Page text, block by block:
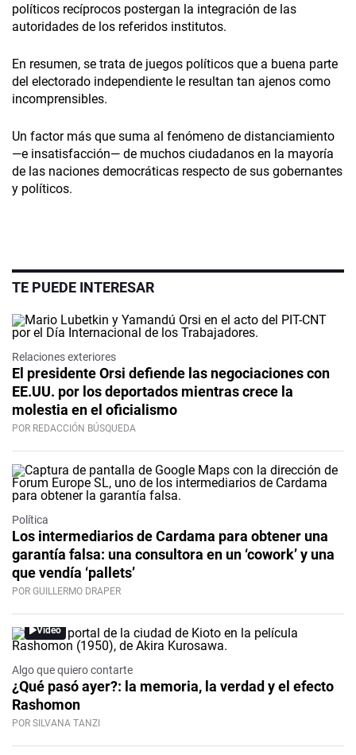
políticos recíprocos postergan la integración de las
autoridades de los referidos institutos.
En resumen, se trata de juegos políticos que a buena parte
del electorado independiente le resultan tan ajenos como
incomprensibles.
Un factor más que suma al fenómeno de distanciamiento
—e insatisfacción— de muchos ciudadanos en la mayoría
de las naciones democráticas respecto de sus gobernantes
y políticos.
TE PUEDE INTERESAR
Relaciones exteriores
El presidente Orsi defiende las negociaciones con
EE.UU. por los deportados mientras crece la
molestia en el oficialismo
POR REDACCIÓN BÚSQUEDA
Política
Los intermediarios de Cardama para obtener una
garantía falsa: una consultora en un ‘cowork’ y una
que vendía ‘pallets’
POR GUILLERMO DRAPER
Video
Algo que quiero contarte
¿Qué pasó ayer?: la memoria, la verdad y el efecto
Rashomon
POR SILVANA TANZI